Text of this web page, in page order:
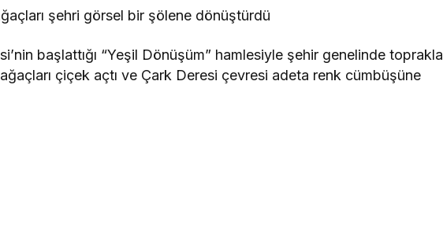
şehri görsel bir şölene dönüştürdü
başlattığı “Yeşil Dönüşüm” hamlesiyle şehir genelinde toprakla
çiçek açtı ve Çark Deresi çevresi adeta renk cümbüşüne